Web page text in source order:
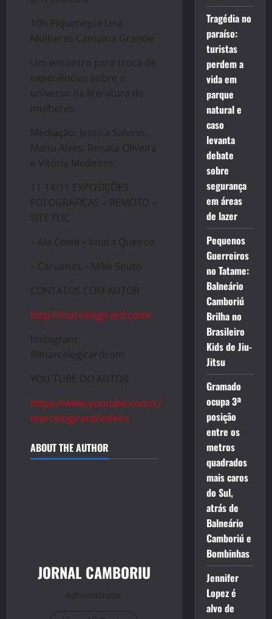
10h Piquenique Leia
Mulheres Campina Grande
Um encontro para troca de
experiências sobre o
universo da literatura de
mulheres.
Mediação: Jessica Salvino,
Manu Alves, Renata Oliveira
e Vitória Medeiros.
11-14/11 EXPOSIÇÕES
FOTOGRÁFICAS – REMOTO –
SITE FLIC
– Ala Covid – Imara Queiroz
– Caruanas – Mike Souto
CONTATOS COM AUTOR
http://marcelogirard.com/
Instagram:
@marcelogirardcom
YOU TUBE DO AUTOR
https://www.youtube.com/c/
marcelogirard/videos
ABOUT THE AUTHOR
JORNAL CAMBORIU
Administrator
Tragédia no
paraíso:
turistas
perdem a
vida em
parque
natural e
caso
levanta
debate
sobre
segurança
em áreas
de lazer
Pequenos
Guerreiros
no Tatame:
Balneário
Camboriú
Brilha no
Brasileiro
Kids de Jiu-
Jitsu
Gramado
ocupa 3ª
posição
entre os
metros
quadrados
mais caros
do Sul,
atrás de
Balneário
Camboriú e
Bombinhas
Jennifer
Lopez é
alvo de